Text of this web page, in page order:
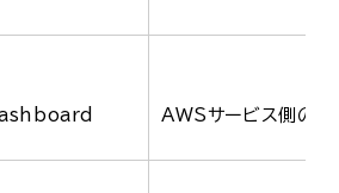
AWSサービス側の影